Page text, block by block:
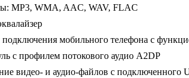
MP3, WMA, AAC, WAV, FLAC
мобильного телефона с
с профилем потокового аудио A2DP
видео- и аудио-файлов с подключенного